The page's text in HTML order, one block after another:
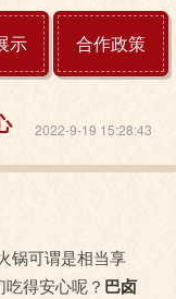
示 合作政策
2022-9-19 15:28:43
锅可谓是相当享
得安心呢？ 巴卤